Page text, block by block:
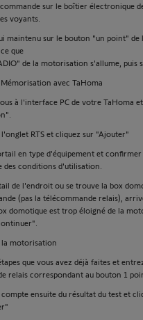
sur le boîtier électronique
voyants.
maintenu sur le bouton "un point" de
que
de la motorisation s'allume, puis
Mémorisation avec TaHoma
à l'interface PC de votre TaHoma
RTS et cliquez sur "Ajouter"
en type d'équipement et
des conditions d'utilisation.
de l'endroit ou se trouve la box
(pas la télécommande relais),
domotique est trop éloigné de la
motorisation
que vous avez déjà faites et
relais correspondant au bouton 1
compte ensuite du résultat du test et